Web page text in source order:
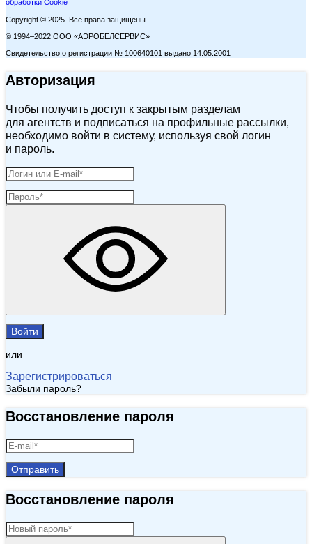
обработки Cookie
Copyright © 2025. Все права защищены
© 1994–2022 ООО «АЭРОБЕЛСЕРВИС»
Свидетельство о регистрации № 100640101 выдано 14.05.2001
Авторизация
Чтобы получить доступ к закрытым разделам
для агентств и подписаться на профильные рассылки,
необходимо войти в систему, используя свой логин
и пароль.
Войти
или
Зарегистрироваться
Забыли пароль?
Восстановление пароля
Отправить
Восстановление пароля